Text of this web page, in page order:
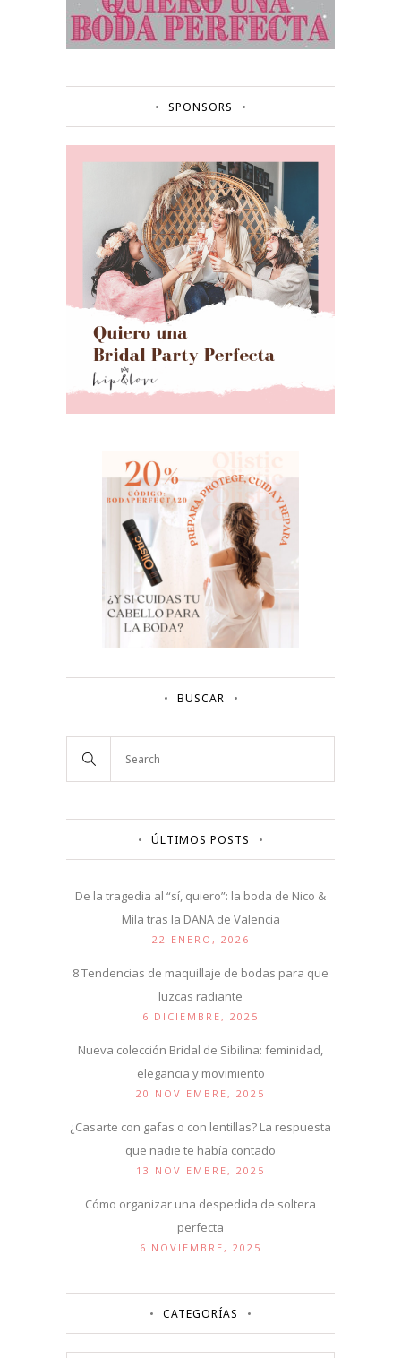
SPONSORS
BUSCAR
ÚLTIMOS POSTS
De la tragedia al “sí, quiero”: la boda de Nico &
Mila tras la DANA de Valencia
22 ENERO, 2026
8 Tendencias de maquillaje de bodas para que
luzcas radiante
6 DICIEMBRE, 2025
Nueva colección Bridal de Sibilina: feminidad,
elegancia y movimiento
20 NOVIEMBRE, 2025
¿Casarte con gafas o con lentillas? La respuesta
que nadie te había contado
13 NOVIEMBRE, 2025
Cómo organizar una despedida de soltera
perfecta
6 NOVIEMBRE, 2025
CATEGORÍAS